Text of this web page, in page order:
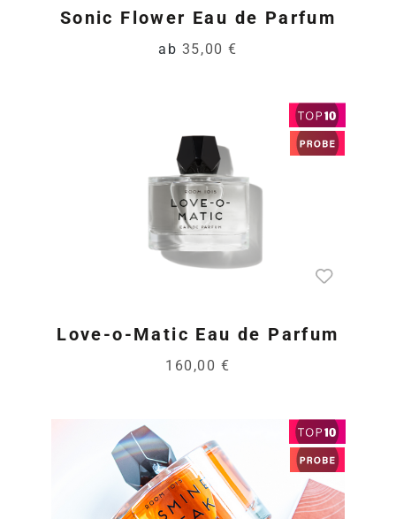
Sonic Flower Eau de Parfum
ab 35,00 €
Love-o-Matic Eau de Parfum
160,00 €